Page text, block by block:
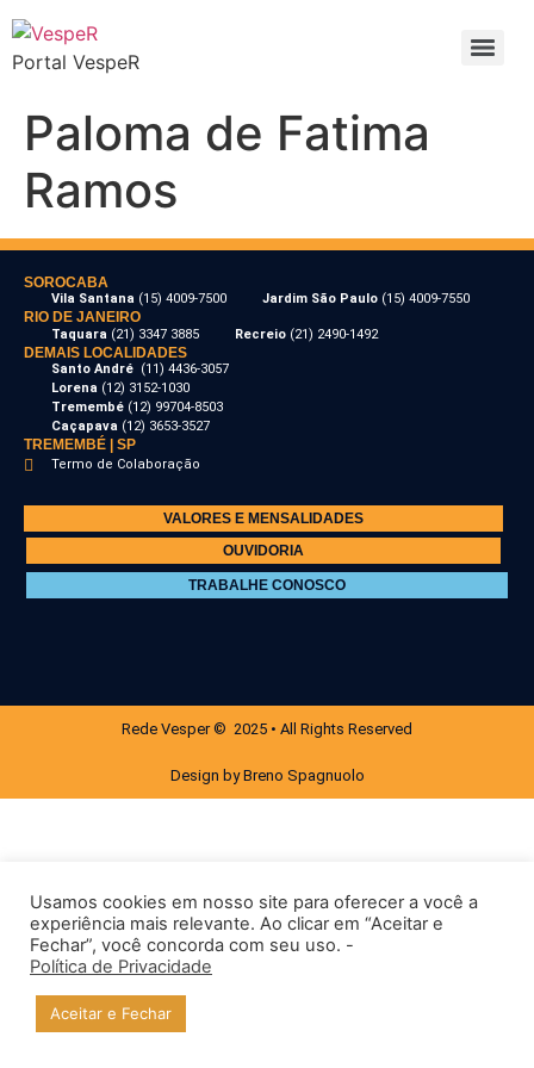
Portal VespeR
Paloma de Fatima
Ramos
SOROCABA
Vila Santana (15) 4009-7500 Jardim São Paulo (15) 4009-7550
RIO DE JANEIRO
Taquara (21) 3347 3885 Recreio (21) 2490-1492
DEMAIS LOCALIDADES
Santo André (11) 4436-3057
Lorena (12) 3152-1030
Tremembé (12) 99704-8503
Caçapava (12) 3653-3527
TREMEMBÉ | SP
Termo de Colaboração
VALORES E MENSALIDADES
OUVIDORIA
TRABALHE CONOSCO
Rede Vesper © 2025 • All Rights Reserved
Design by Breno Spagnuolo
Usamos cookies em nosso site para oferecer a você a
experiência mais relevante. Ao clicar em “Aceitar e
Fechar”, você concorda com seu uso. -
Política de Privacidade
Aceitar e Fechar